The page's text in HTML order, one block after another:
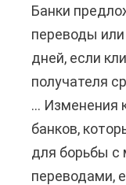
Банки
переводы
дней, если
получателя
... Изменения
банков,
для борьбы с
переводами,